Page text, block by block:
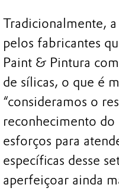
Tradicionalmente,
pelos fabricantes
Paint & Pintura
de sílicas, o que é
“consideramos o
reconhecimento do
esforços para
específicas desse
aperfeiçoar ainda